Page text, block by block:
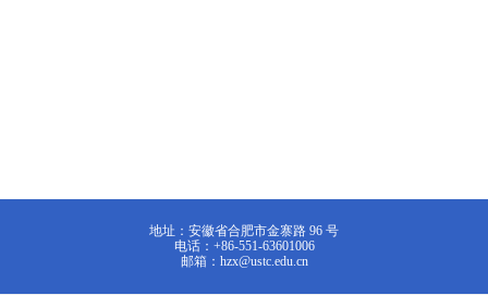
地址：安徽省合肥市金寨路 96 号
电话：+86-551-63601006
邮箱：hzx@ustc.edu.cn